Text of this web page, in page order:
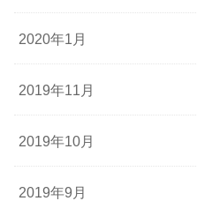
2020年1月
2019年11月
2019年10月
2019年9月